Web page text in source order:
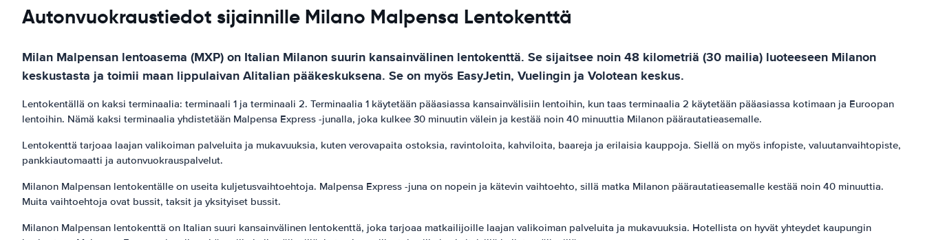
Autonvuokraustiedot sijainnille Milano Malpensa Lentokenttä
Milan Malpensan lentoasema (MXP) on Italian Milanon suurin kansainvälinen lentokenttä. Se sijaitsee noin 48 kilometriä (30 mailia) luoteeseen Milanon
keskustasta ja toimii maan lippulaivan Alitalian pääkeskuksena. Se on myös EasyJetin, Vuelingin ja Volotean keskus.
Lentokentällä on kaksi terminaalia: terminaali 1 ja terminaali 2. Terminaalia 1 käytetään pääasiassa kansainvälisiin lentoihin, kun taas terminaalia 2 käytetään pääasiassa kotimaan ja Euroopan
lentoihin. Nämä kaksi terminaalia yhdistetään Malpensa Express -junalla, joka kulkee 30 minuutin välein ja kestää noin 40 minuuttia Milanon päärautatieasemalle.
Lentokenttä tarjoaa laajan valikoiman palveluita ja mukavuuksia, kuten verovapaita ostoksia, ravintoloita, kahviloita, baareja ja erilaisia ​​kauppoja. Siellä on myös infopiste, valuutanvaihtopiste,
pankkiautomaatti ja autonvuokrauspalvelut.
Milanon Malpensan lentokentälle on useita kuljetusvaihtoehtoja. Malpensa Express -juna on nopein ja kätevin vaihtoehto, sillä matka Milanon päärautatieasemalle kestää noin 40 minuuttia.
Muita vaihtoehtoja ovat bussit, taksit ja yksityiset bussit.
Milanon Malpensan lentokenttä on Italian suuri kansainvälinen lentokenttä, joka tarjoaa matkailijoille laajan valikoiman palveluita ja mukavuuksia. Hotellista on hyvät yhteydet kaupungin